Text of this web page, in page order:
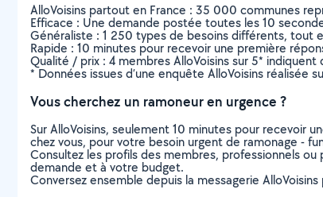
AlloVoisins partout en France : 35 000 communes
Efficace : Une demande postée toutes les 10
Généraliste : 1 250 types de besoins différents, tout
Rapide : 10 minutes pour recevoir une première
Qualité / prix : 4 membres AlloVoisins sur 5*
* Données issues d’une enquête AlloVoisins réalisée
Vous cherchez un ramoneur en urgence ?
Sur AlloVoisins, seulement 10 minutes pour recevoir
chez vous, pour votre besoin urgent de ramonage -
Consultez les profils des membres, professionnels
demande et à votre budget.
Conversez ensemble depuis la messagerie